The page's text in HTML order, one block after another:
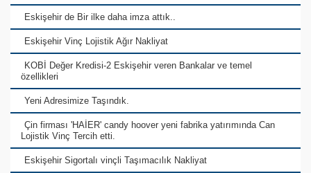
Eskişehir de Bir ilke daha imza attık..
Eskişehir Vinç Lojistik Ağır Nakliyat
KOBİ Değer Kredisi-2 Eskişehir veren Bankalar ve temel
özellikleri
Yeni Adresimize Taşındık.
Çin firması 'HAİER' candy hoover yeni fabrika yatırımında Can
Lojistik Vinç Tercih etti.
Eskişehir Sigortalı vinçli Taşımacılık Nakliyat